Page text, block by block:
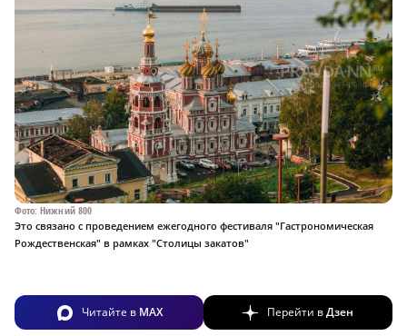
Фото: Нижний 800
Это связано с проведением ежегодного фестиваля "Гастрономическая
Рождественская" в рамках "Столицы закатов"
Читайте в MAX Перейти вДзен